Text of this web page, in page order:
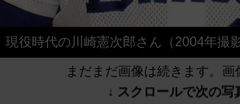
現役時代の川崎憲次郎さん（2004年撮影
まだまだ画像は続きます。画
↓ スクロールで次の写